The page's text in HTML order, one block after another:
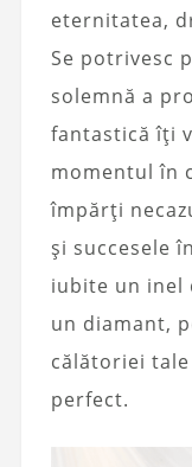
eternitatea,
Se potrivesc
solemnă a
fantastică îți
momentul în
împărți
și succesele
iubite un inel
un diamant,
călătoriei
perfect.